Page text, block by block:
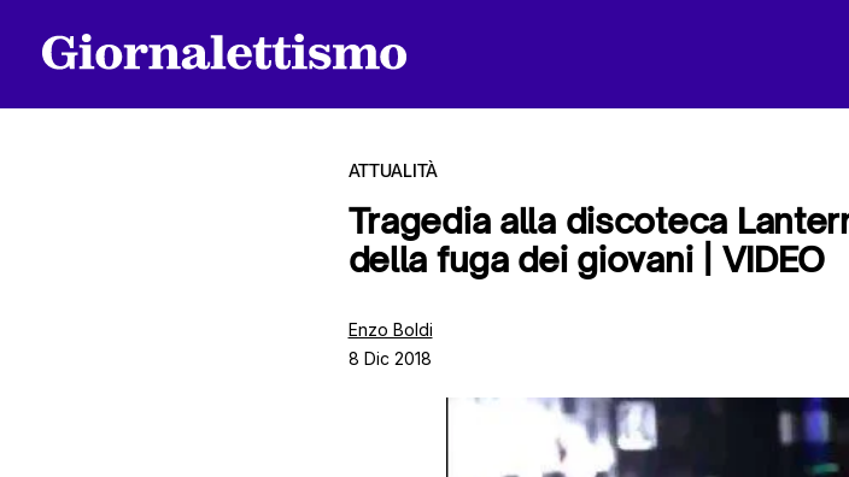
ATTUALITÀ
Tragedia alla discoteca
della fuga dei giovani | VIDEO
Enzo Boldi
8 Dic 2018